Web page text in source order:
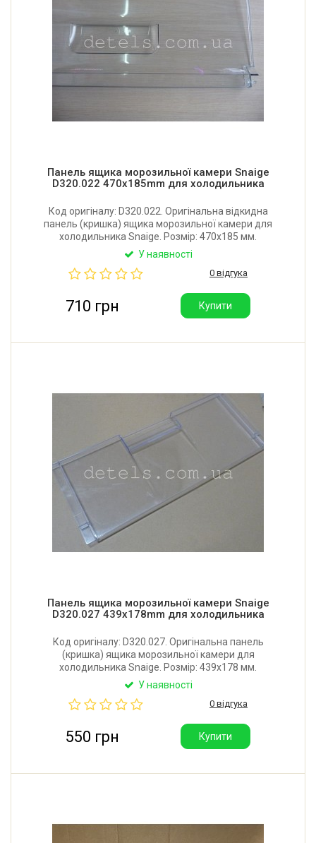
Панель ящика морозильної камери Snaige
D320.022 470x185mm для холодильника
Код оригіналу: D320.022. Оригінальна відкидна
панель (кришка) ящика морозильної камери для
холодильника Snaige. Розмір: 470x185 мм.
Виробник: Литва.
У наявності
0 відгука
710 грн Купити
Панель ящика морозильної камери Snaige
D320.027 439x178mm для холодильника
Код оригіналу: D320.027. Оригінальна панель
(кришка) ящика морозильної камери для
холодильника Snaige. Розмір: 439x178 мм.
Виробник: Литва.
У наявності
0 відгука
550 грн Купити